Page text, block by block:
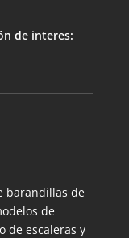
de interes:
barandillas de
de
de escaleras y